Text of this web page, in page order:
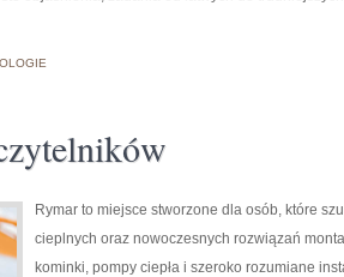
Rymar to miejsce stworzone dla osób, które
cieplnych oraz nowoczesnych rozwiązań
kominki, pompy ciepła i szeroko rozumiane